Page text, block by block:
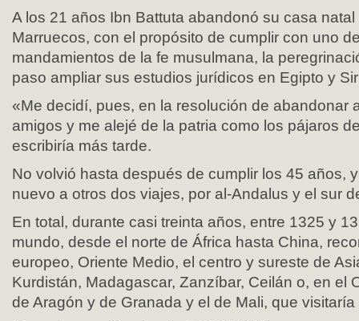
A los 21 años Ibn Battuta abandonó su casa
Marruecos, con el propósito de cumplir con uno
mandamientos de la fe musulmana, la
paso ampliar sus estudios jurídicos en Egipto y
«Me decidí, pues, en la resolución de abandonar
amigos y me alejé de la patria como los pájaros
escribiría más tarde.
No volvió hasta después de cumplir los 45 años,
nuevo a otros dos viajes, por al-Andalus y el sur
En total, durante casi treinta años, entre 1325 y
mundo, desde el norte de África hasta China,
europeo, Oriente Medio, el centro y sureste de
Kurdistán, Madagascar, Zanzíbar, Ceilán o, en el
de Aragón y de Granada y el de Mali, que